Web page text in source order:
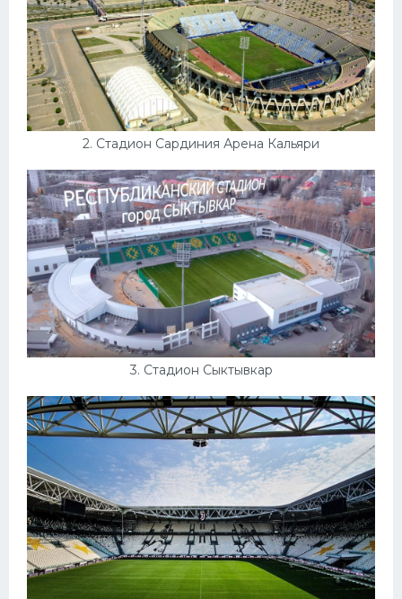
2. Стадион Сардиния Арена Кальяри
3. Стадион Сыктывкар
Тренажеры
Интерьеры квартир